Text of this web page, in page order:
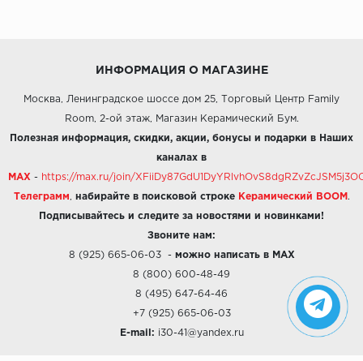
ИНФОРМАЦИЯ О МАГАЗИНЕ
Москва, Ленинградское шоссе дом 25, Торговый Центр Family
Room, 2-ой этаж, Магазин Керамический Бум.
Полезная информация, скидки, акции, бонусы и подарки в Наших
каналах в
MAX - https://max.ru/join/
Телеграмм набирайте в поисковой строке Керамический BOOM .
Подписывайтесь и следите за новостями и новинками!
Звоните нам:
8 (925) 665-06-03- можно написать в MAX
8 (800) 600-48-49
8 (495) 647-64-46
+7 (925) 665-06-03
E-mail: i30-41@yandex.ru